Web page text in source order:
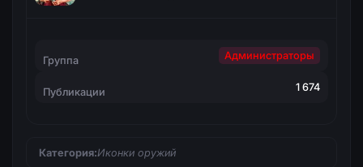
Группа Администраторы
Публикации 1 674
Категория:Иконки оружий